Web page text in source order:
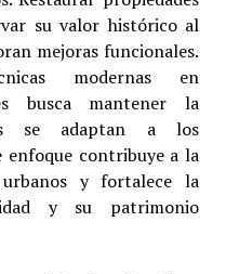
su valor histórico al
mejoras funcionales.
modernas en
busca mantener la
se adaptan a los
enfoque contribuye a la
y fortalece la
y su patrimonio